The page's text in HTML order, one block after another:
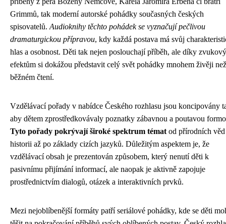
Grimmů, tak moderní autorské pohádky současných českých
spisovatelů. Audioknihy těchto pohádek se vyznačují pečlivou
dramaturgickou přípravou, kdy každá postava má svůj
hlas a osobnost. Děti tak nejen poslouchají příběh, ale díky
efektům si dokážou představit celý svět pohádky mnohem živěji
běžném čtení.
Vzdělávací pořady v nabídce Českého rozhlasu jsou koncipovány
aby dětem zprostředkovávaly poznatky zábavnou a poutavou
Tyto pořady pokrývají široké spektrum témat od přírodních věd
historii až po základy cizích jazyků. Důležitým aspektem je, že
vzdělávací obsah je prezentován způsobem, který nenutí děti k
pasivnímu přijímání informací, ale naopak je aktivně zapojuje
prostřednictvím dialogů, otázek a interaktivních prvků.
Mezi nejoblíbenější formáty patří seriálové pohádky, kde se děti